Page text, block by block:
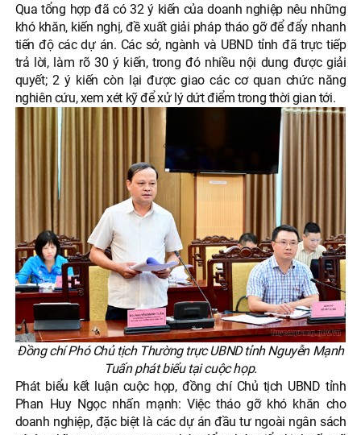
Qua tổng hợp đã có 32 ý kiến của doanh nghiệp nêu những
khó khăn, kiến nghị, đề xuất giải pháp tháo gỡ để đẩy nhanh
tiến độ các dự án. Các sở, ngành và UBND tỉnh đã trực tiếp
trả lời, làm rõ 30 ý kiến, trong đó nhiều nội dung được giải
quyết; 2 ý kiến còn lại được giao các cơ quan chức năng
nghiên cứu, xem xét kỹ để xử lý dứt điểm trong thời gian tới.
Đồng chí Phó Chủ tịch Thường trực UBND tỉnh Nguyễn Mạnh
Tuấn phát biểu tại cuộc họp.
Phát biểu kết luận cuộc họp, đồng chí Chủ tịch UBND tỉnh
Phan Huy Ngọc nhấn mạnh: Việc tháo gỡ khó khăn cho
doanh nghiệp, đặc biệt là các dự án đầu tư ngoài ngân sách